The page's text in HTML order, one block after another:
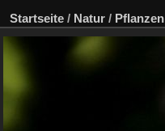
Startseite / Natur / Pflanzen